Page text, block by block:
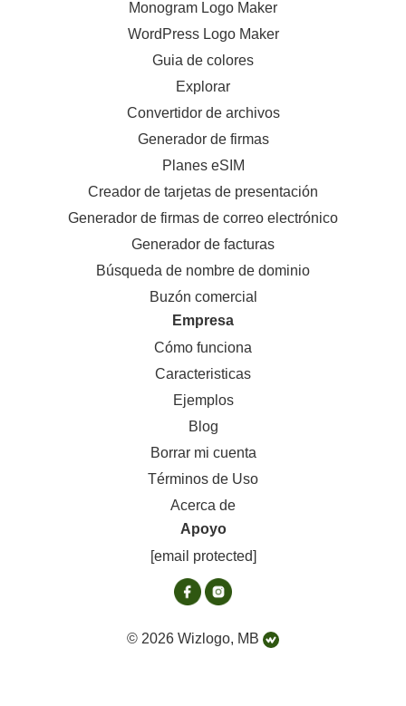
Monogram Logo Maker
WordPress Logo Maker
Guia de colores
Explorar
Convertidor de archivos
Generador de firmas
Planes eSIM
Creador de tarjetas de presentación
Generador de firmas de correo electrónico
Generador de facturas
Búsqueda de nombre de dominio
Buzón comercial
Empresa
Cómo funciona
Caracteristicas
Ejemplos
Blog
Borrar mi cuenta
Términos de Uso
Acerca de
Apoyo
[email protected]
© 2026 Wizlogo, MB